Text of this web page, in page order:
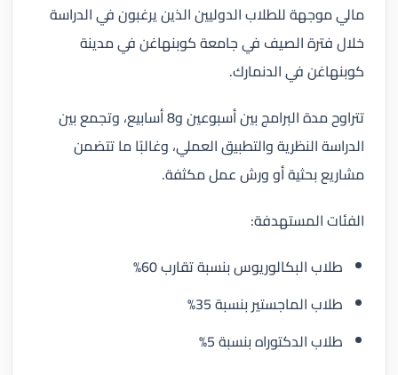
مالي موجهة للطلاب الدوليين الذين يرغبون في الدراسة
خلال فترة الصيف في جامعة كوبنهاغن في مدينة
كوبنهاغن في الدنمارك.
تتراوح مدة البرامج بين أسبوعين و8 أسابيع، وتجمع بين
الدراسة النظرية والتطبيق العملي، وغالبًا ما تتضمن
مشاريع بحثية أو ورش عمل مكثفة.
الفئات المستهدفة:
طلاب البكالوريوس بنسبة تقارب 60%
طلاب الماجستير بنسبة 35%
طلاب الدكتوراه بنسبة 5%